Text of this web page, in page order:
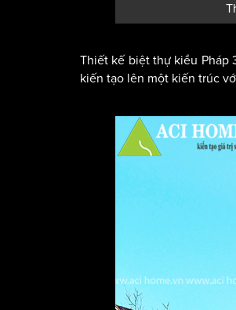
Thiết kế biệt thự kiểu Pháp
kiến tạo lên một kiến trúc